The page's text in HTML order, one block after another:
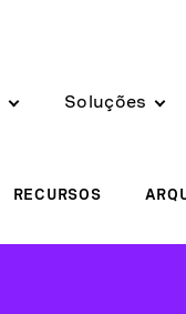
Soluções
RECURSOS